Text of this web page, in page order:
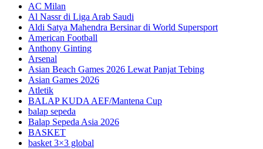
AC Milan
Al Nassr di Liga Arab Saudi
Aldi Satya Mahendra Bersinar di World Supersport
American Football
Anthony Ginting
Arsenal
Asian Beach Games 2026 Lewat Panjat Tebing
Asian Games 2026
Atletik
BALAP KUDA AEF/Mantena Cup
balap sepeda
Balap Sepeda Asia 2026
BASKET
basket 3×3 global